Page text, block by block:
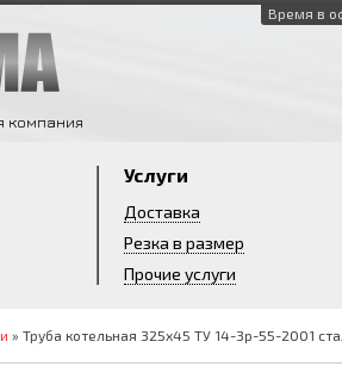
Время в
компания
Услуги
Доставка
Резка в размер
Прочие услуги
» Труба котельная 325х45 ТУ 14-3р-55-2001